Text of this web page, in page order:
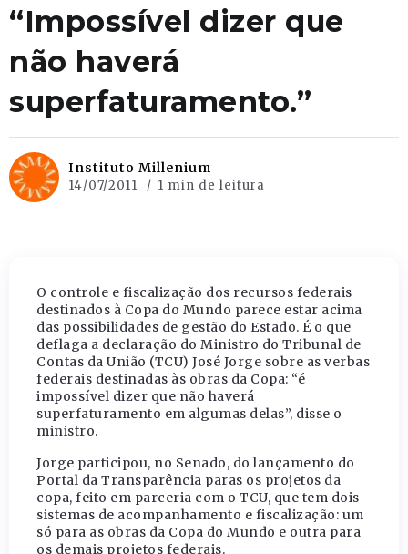
“Impossível dizer que
não haverá
superfaturamento.”
Instituto Millenium
14/07/2011 1 min de leitura
O controle e fiscalização dos recursos federais
destinados à Copa do Mundo parece estar acima
das possibilidades de gestão do Estado. É o que
deflaga a declaração do Ministro do Tribunal de
Contas da União (TCU) José Jorge sobre as verbas
federais destinadas às obras da Copa: “é
impossível dizer que não haverá
superfaturamento em algumas delas”, disse o
ministro.
Jorge participou, no Senado, do lançamento do
Portal da Transparência paras os projetos da
copa, feito em parceria com o TCU, que tem dois
sistemas de acompanhamento e fiscalização: um
só para as obras da Copa do Mundo e outra para
os demais projetos federais.